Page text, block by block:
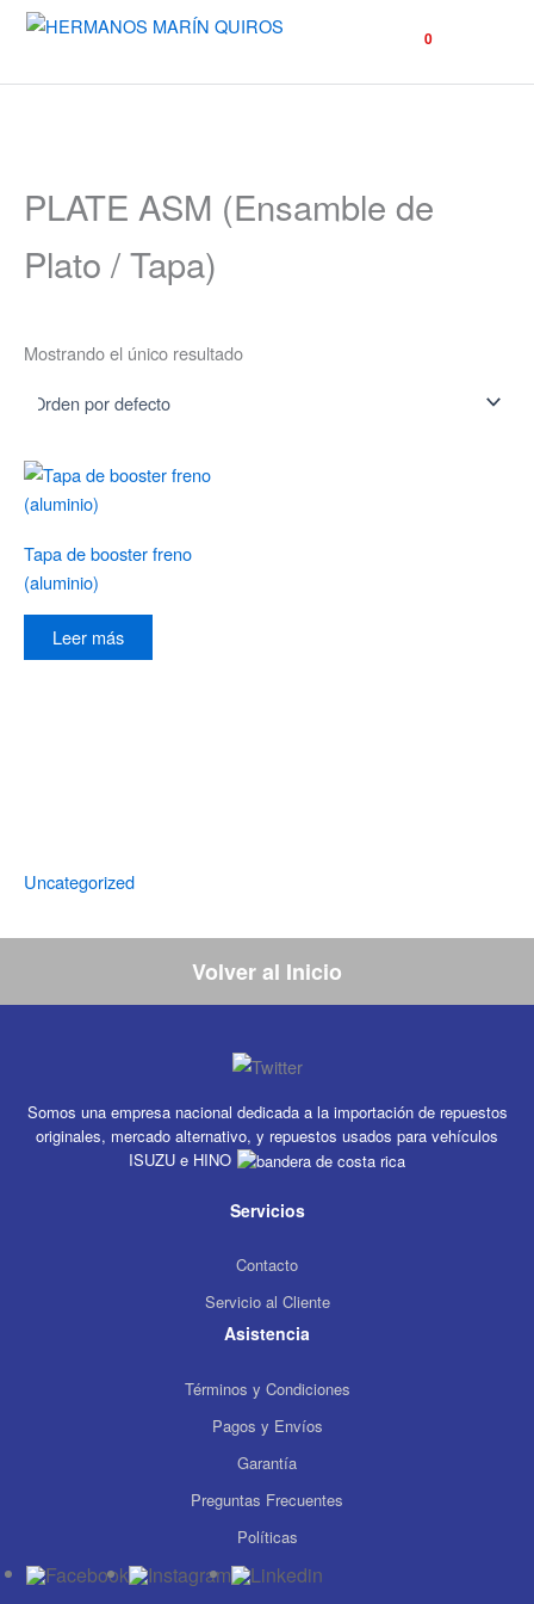
0
Uncategorized
PLATE ASM (Ensamble de
Plato / Tapa)
Mostrando el único resultado
Tapa de booster freno
(aluminio)
Leer más
Volver al Inicio
Somos una empresa nacional dedicada a la importación de repuestos
originales, mercado alternativo, y repuestos usados para vehículos
ISUZU e HINO
Servicios
Contacto
Servicio al Cliente
Asistencia
Términos y Condiciones
Pagos y Envíos
Garantía
Preguntas Frecuentes
Políticas